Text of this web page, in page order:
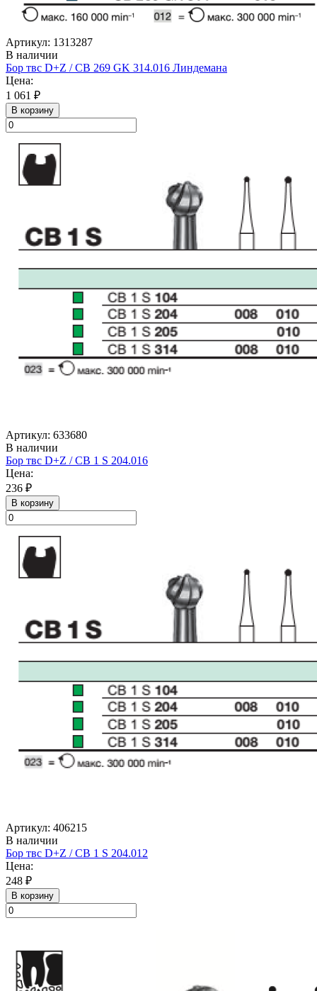
Артикул: 1313287
В наличии
Бор твс D+Z / CB 269 GK 314.016 Линдемана
Цена:
1 061 ₽
В корзину
Артикул: 633680
В наличии
Бор твс D+Z / CB 1 S 204.016
Цена:
236 ₽
В корзину
Артикул: 406215
В наличии
Бор твс D+Z / CB 1 S 204.012
Цена:
248 ₽
В корзину